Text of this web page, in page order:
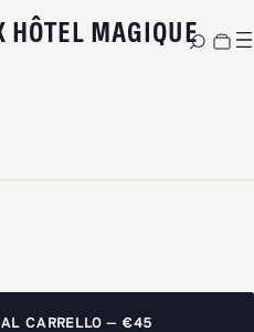
HÔTEL MAGIQUE-
CARRELLO €45